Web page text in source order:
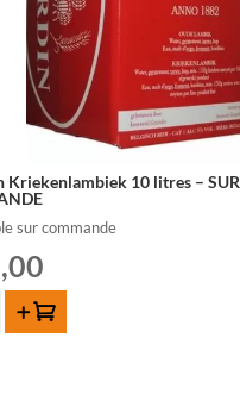
Kriekenlambiek 10 litres – SUR
sur commande
Ajouter au panier